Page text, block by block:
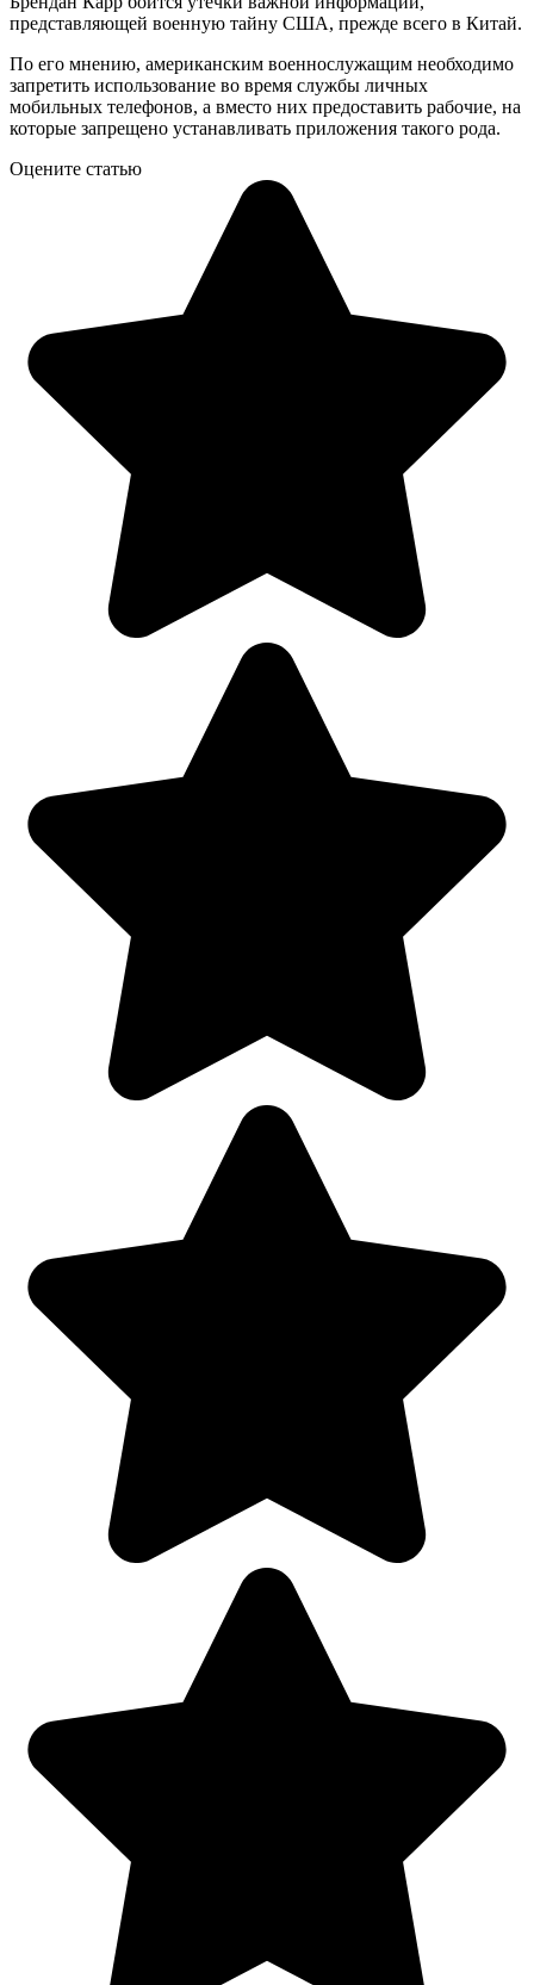
представляющей военную тайну США, прежде всего в Китай.
По его мнению, американским военнослужащим необходимо
запретить использование во время службы личных
мобильных телефонов, а вместо них предоставить рабочие, на
которые запрещено устанавливать приложения такого рода.
Оцените статью